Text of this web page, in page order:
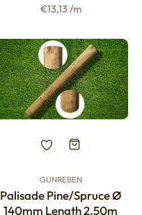
price
€13,13 /m
GUNREBEN
Palisade Pine/spruce Ø
140mm Length 2.50m